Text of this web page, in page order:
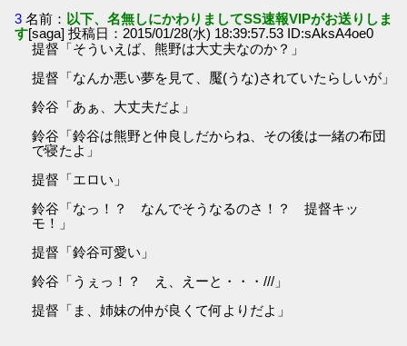
3 名前： 以下、名無しにかわりましてSS速報VIPがお送りしま
す[saga] 投稿日：2015/01/28(水) 18:39:57.53 ID:sAksA4oe0
提督「そういえば、熊野は大丈夫なのか？」
提督「なんか悪い夢を見て、魘(うな)されていたらしいが」
鈴谷「あぁ、大丈夫だよ」
鈴谷「鈴谷は熊野と仲良しだからね、その後は一緒の布団
で寝たよ」
提督「エロい」
鈴谷「なっ！？ なんでそうなるのさ！？ 提督キッ
モ！」
提督「鈴谷可愛い」
鈴谷「うぇっ！？ え、えーと・・・///」
提督「ま、姉妹の仲が良くて何よりだよ」